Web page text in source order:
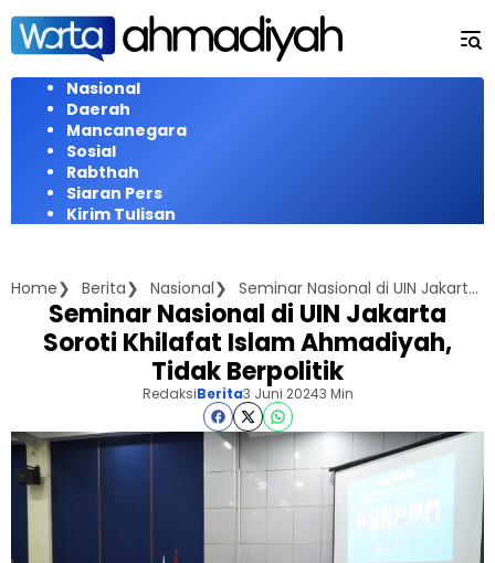
Langsung
konten
Nasional
Daerah
Mancanegara
Sosial
Rabthah
Siaran Pers
Kirim Tulisan
Home Berita Nasional Seminar Nasional di UIN Jakarta Soroti Khilafat Islam Ahmadiyah, Tidak Berpolitik
Seminar Nasional di UIN Jakarta
Soroti Khilafat Islam Ahmadiyah,
Tidak Berpolitik
RedaksiBerita3 Juni 20243 Min